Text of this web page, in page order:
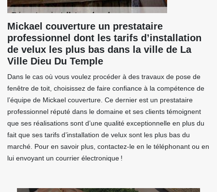
Mickael couverture un prestataire
professionnel dont les tarifs d’installation
de velux les plus bas dans la ville de La
Ville Dieu Du Temple
Dans le cas où vous voulez procéder à des travaux de pose de
fenêtre de toit, choisissez de faire confiance à la compétence de
l’équipe de Mickael couverture. Ce dernier est un prestataire
professionnel réputé dans le domaine et ses clients témoignent
que ses réalisations sont d’une qualité exceptionnelle en plus du
fait que ses tarifs d’installation de velux sont les plus bas du
marché. Pour en savoir plus, contactez-le en le téléphonant ou en
lui envoyant un courrier électronique !